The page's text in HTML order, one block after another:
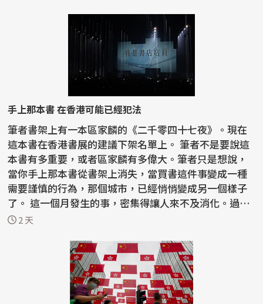
手上那本書 在香港可能已經犯法
筆者書架上有一本區家麟的《二千零四十七夜》。現在
這本書在香港書展的建議下架名單上。 筆者不是要說這
本書有多重要，或者區家麟有多偉大。筆者只是想說，
當你手上那本書從書架上消失，當買書這件事變成一種
需要謹慎的行為，那個城市，已經悄悄變成另一個樣子
了。 這一個月發生的事，密集得讓人來不及消化。過去
半...2 天